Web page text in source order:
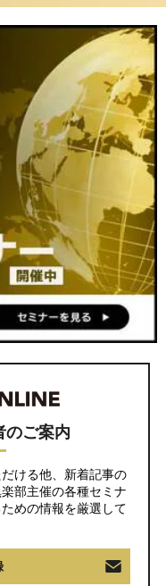
のご案内
ける他、新着記事の
部主催の各種セミナ
めの情報を厳選して